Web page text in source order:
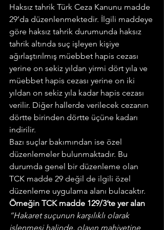
Haksız tahrik Türk Ceza Kanunu madde
29’da düzenlenmektedir. İlgili maddeye
göre haksız tahrik durumunda haksız
tahrik altında suç işleyen kişiye
ağırlaştırılmış müebbet hapis cezası
yerine on sekiz yıldan yirmi dört yıla ve
müebbet hapis cezası yerine on iki
yıldan on sekiz yıla kadar hapis cezası
verilir. Diğer hallerde verilecek cezanın
dörtte birinden dörtte üçüne kadarı
indirilir.
Bazı suçlar bakımından ise özel
düzenlemeler bulunmaktadır. Bu
durumda genel bir düzenleme olan
TCK madde 29 değil de ilgili özel
düzenleme uygulama alanı bulacaktır.
Örneğin TCK madde 129/3’te yer alan
“Hakaret suçunun karşılıklı olarak
işlenmesi halinde, olayın mahiyetine